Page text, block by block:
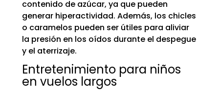
contenido de azúcar, ya que pueden
generar hiperactividad. Además, los chicles
o caramelos pueden ser útiles para aliviar
la presión en los oídos durante el despegue
y el aterrizaje.
Entretenimiento para niños
en vuelos largos